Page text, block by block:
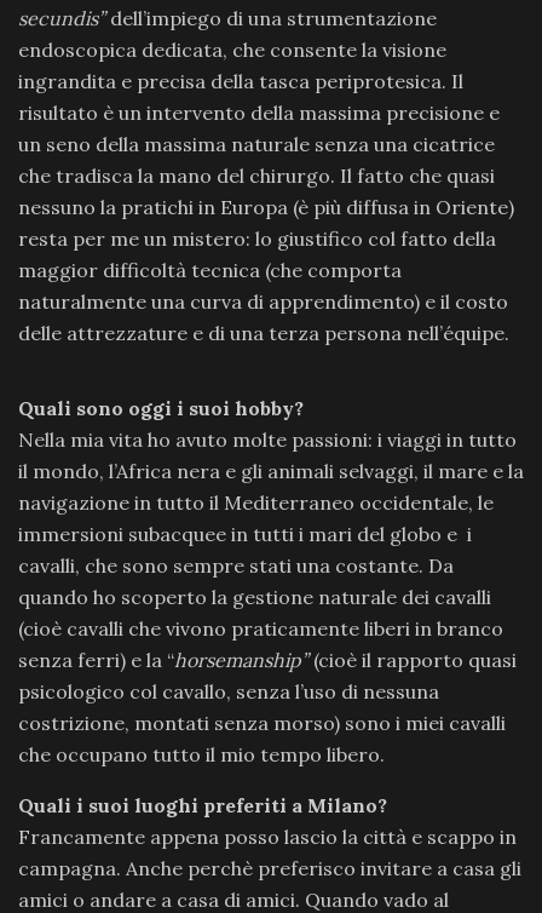
secundis”dell’impiego di una strumentazione
endoscopica dedicata, che consente la visione
ingrandita e precisa della tasca periprotesica. Il
risultato è un intervento della massima precisione e
un seno della massima naturale senza una cicatrice
che tradisca la mano del chirurgo. Il fatto che quasi
nessuno la pratichi in Europa (è più diffusa in Oriente)
resta per me un mistero: lo giustifico col fatto della
maggior difficoltà tecnica (che comporta
naturalmente una curva di apprendimento) e il costo
delle attrezzature e di una terza persona nell’équipe.
Quali sono oggi i suoi hobby?
Nella mia vita ho avuto molte passioni: i viaggi in tutto
il mondo, l’Africa nera e gli animali selvaggi, il mare e la
navigazione in tutto il Mediterraneo occidentale, le
immersioni subacquee in tutti i mari del globo e i
cavalli, che sono sempre stati una costante. Da
quando ho scoperto la gestione naturale dei cavalli
(cioè cavalli che vivono praticamente liberi in branco
senza ferri) e la “horsemanship”(cioè il rapporto quasi
psicologico col cavallo, senza l’uso di nessuna
costrizione, montati senza morso) sono i miei cavalli
che occupano tutto il mio tempo libero.
Quali i suoi luoghi preferiti a Milano?
Francamente appena posso lascio la città e scappo in
campagna. Anche perchè preferisco invitare a casa gli
amici o andare a casa di amici. Quando vado al